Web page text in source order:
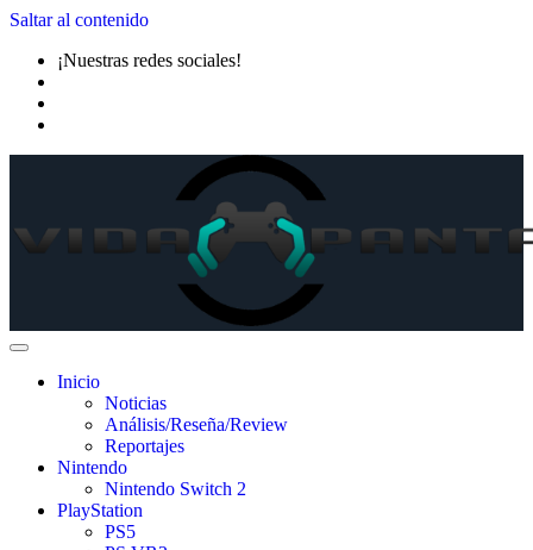
Saltar al contenido
¡Nuestras redes sociales!
Inicio
Noticias
Análisis/Reseña/Review
Reportajes
Nintendo
Nintendo Switch 2
PlayStation
PS5